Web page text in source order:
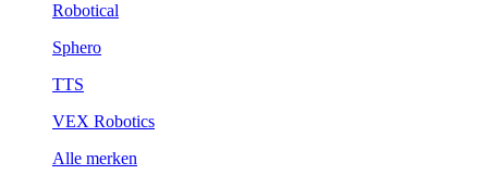
Robotical
Sphero
TTS
VEX Robotics
Alle merken